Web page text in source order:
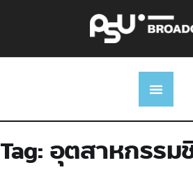
Tag: อุตสาหกรรม